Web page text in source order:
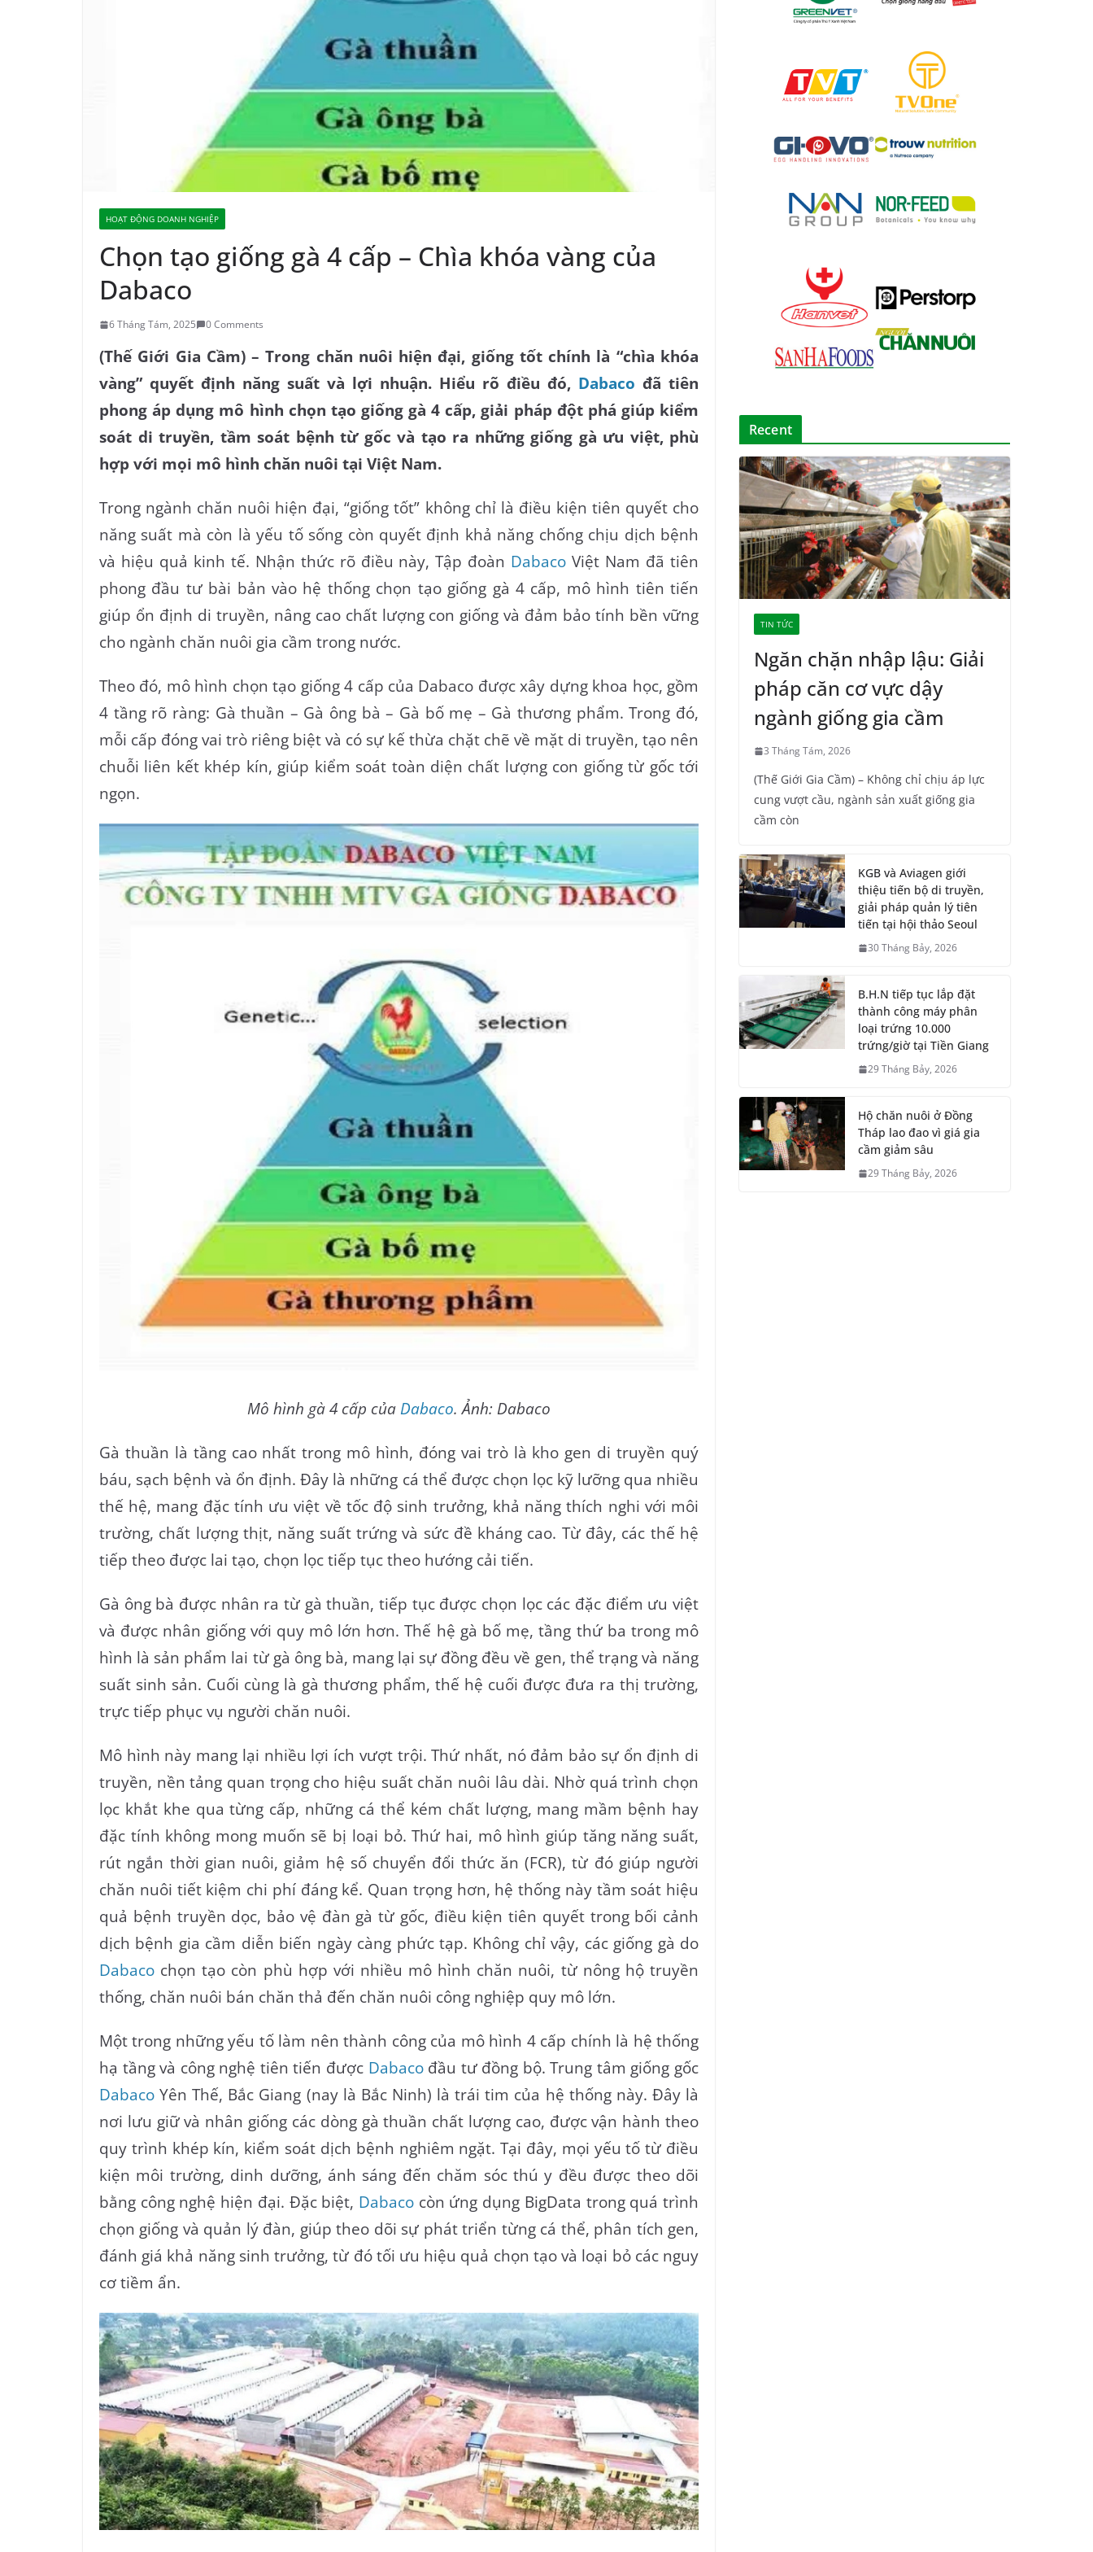
HOẠT ĐỘNG DOANH NGHIỆP
Chọn tạo giống gà 4 cấp – Chìa khóa vàng của
Dabaco
6 Tháng Tám, 2025 0 Comments
(Thế Giới Gia Cầm) – Trong chăn nuôi hiện đại, giống tốt chính là “chìa khóa
vàng” quyết định năng suất và lợi nhuận. Hiểu rõ điều đó, Dabaco đã tiên
phong áp dụng mô hình chọn tạo giống gà 4 cấp, giải pháp đột phá giúp kiểm
soát di truyền, tầm soát bệnh từ gốc và tạo ra những giống gà ưu việt, phù
hợp với mọi mô hình chăn nuôi tại Việt Nam.
Trong ngành chăn nuôi hiện đại, “giống tốt” không chỉ là điều kiện tiên quyết cho
năng suất mà còn là yếu tố sống còn quyết định khả năng chống chịu dịch bệnh
và hiệu quả kinh tế. Nhận thức rõ điều này, Tập đoàn Dabaco Việt Nam đã tiên
phong đầu tư bài bản vào hệ thống chọn tạo giống gà 4 cấp, mô hình tiên tiến
giúp ổn định di truyền, nâng cao chất lượng con giống và đảm bảo tính bền vững
cho ngành chăn nuôi gia cầm trong nước.
Theo đó, mô hình chọn tạo giống 4 cấp của Dabaco được xây dựng khoa học, gồm
4 tầng rõ ràng: Gà thuần – Gà ông bà – Gà bố mẹ – Gà thương phẩm. Trong đó,
mỗi cấp đóng vai trò riêng biệt và có sự kế thừa chặt chẽ về mặt di truyền, tạo nên
chuỗi liên kết khép kín, giúp kiểm soát toàn diện chất lượng con giống từ gốc tới
ngọn.
Mô hình gà 4 cấp của Dabaco. Ảnh: Dabaco
Gà thuần là tầng cao nhất trong mô hình, đóng vai trò là kho gen di truyền quý
báu, sạch bệnh và ổn định. Đây là những cá thể được chọn lọc kỹ lưỡng qua nhiều
thế hệ, mang đặc tính ưu việt về tốc độ sinh trưởng, khả năng thích nghi với môi
trường, chất lượng thịt, năng suất trứng và sức đề kháng cao. Từ đây, các thế hệ
tiếp theo được lai tạo, chọn lọc tiếp tục theo hướng cải tiến.
Gà ông bà được nhân ra từ gà thuần, tiếp tục được chọn lọc các đặc điểm ưu việt
và được nhân giống với quy mô lớn hơn. Thế hệ gà bố mẹ, tầng thứ ba trong mô
hình là sản phẩm lai từ gà ông bà, mang lại sự đồng đều về gen, thể trạng và năng
suất sinh sản. Cuối cùng là gà thương phẩm, thế hệ cuối được đưa ra thị trường,
trực tiếp phục vụ người chăn nuôi.
Mô hình này mang lại nhiều lợi ích vượt trội. Thứ nhất, nó đảm bảo sự ổn định di
truyền, nền tảng quan trọng cho hiệu suất chăn nuôi lâu dài. Nhờ quá trình chọn
lọc khắt khe qua từng cấp, những cá thể kém chất lượng, mang mầm bệnh hay
đặc tính không mong muốn sẽ bị loại bỏ. Thứ hai, mô hình giúp tăng năng suất,
rút ngắn thời gian nuôi, giảm hệ số chuyển đổi thức ăn (FCR), từ đó giúp người
chăn nuôi tiết kiệm chi phí đáng kể. Quan trọng hơn, hệ thống này tầm soát hiệu
quả bệnh truyền dọc, bảo vệ đàn gà từ gốc, điều kiện tiên quyết trong bối cảnh
dịch bệnh gia cầm diễn biến ngày càng phức tạp. Không chỉ vậy, các giống gà do
Dabaco chọn tạo còn phù hợp với nhiều mô hình chăn nuôi, từ nông hộ truyền
thống, chăn nuôi bán chăn thả đến chăn nuôi công nghiệp quy mô lớn.
Một trong những yếu tố làm nên thành công của mô hình 4 cấp chính là hệ thống
hạ tầng và công nghệ tiên tiến được Dabacođầu tư đồng bộ. Trung tâm giống gốc
Dabaco Yên Thế, Bắc Giang (nay là Bắc Ninh) là trái tim của hệ thống này. Đây là
nơi lưu giữ và nhân giống các dòng gà thuần chất lượng cao, được vận hành theo
quy trình khép kín, kiểm soát dịch bệnh nghiêm ngặt. Tại đây, mọi yếu tố từ điều
kiện môi trường, dinh dưỡng, ánh sáng đến chăm sóc thú y đều được theo dõi
bằng công nghệ hiện đại. Đặc biệt, Dabaco còn ứng dụng BigData trong quá trình
chọn giống và quản lý đàn, giúp theo dõi sự phát triển từng cá thể, phân tích gen,
đánh giá khả năng sinh trưởng, từ đó tối ưu hiệu quả chọn tạo và loại bỏ các nguy
cơ tiềm ẩn.
Recent
TIN TỨC
Ngăn chặn nhập lậu: Giải
pháp căn cơ vực dậy
ngành giống gia cầm
3 Tháng Tám, 2026
(Thế Giới Gia Cầm) – Không chỉ chịu áp lực
cung vượt cầu, ngành sản xuất giống gia
cầm còn
KGB và Aviagen giới
thiệu tiến bộ di truyền,
giải pháp quản lý tiên
tiến tại hội thảo Seoul
30 Tháng Bảy, 2026
B.H.N tiếp tục lắp đặt
thành công máy phân
loại trứng 10.000
trứng/giờ tại Tiền Giang
29 Tháng Bảy, 2026
Hộ chăn nuôi ở Đồng
Tháp lao đao vì giá gia
cầm giảm sâu
29 Tháng Bảy, 2026